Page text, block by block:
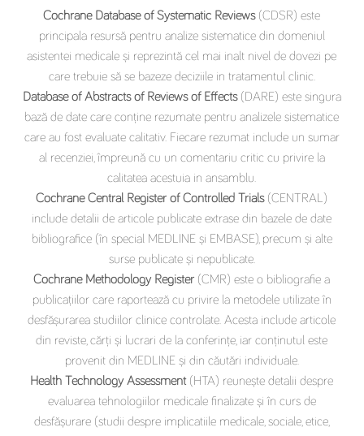
Cochrane Database of Systematic Reviews(CDSR) este
principala resursă pentru analize sistematice din domeniul
asistentei medicale și reprezintă cel mai inalt nivel de dovezi pe
care trebuie să se bazeze deciziile in tratamentul clinic.
Database of Abstracts of Reviews of Effects(DARE) este singura
bază de date care conține rezumate pentru analizele sistematice
care au fost evaluate calitativ. Fiecare rezumat include un sumar
al recenziei, împreună cu un comentariu critic cu privire la
calitatea acestuia in ansamblu.
Cochrane Central Register of Controlled Trials(CENTRAL)
include detalii de articole publicate extrase din bazele de date
bibliografice (în special MEDLINE și EMBASE), precum și alte
surse publicate și nepublicate.
Cochrane Methodology Register (CMR) este o bibliografie a
publicațiilor care raportează cu privire la metodele utilizate în
desfășurarea studiilor clinice controlate. Acesta include articole
din reviste, cărți și lucrari de la conferințe, iar conținutul este
provenit din MEDLINE și din căutări individuale.
Health Technology Assessment(HTA) reunește detalii despre
evaluarea tehnologiilor medicale finalizate și în curs de
desfășurare (studii despre implicatiile medicale, sociale, etice,